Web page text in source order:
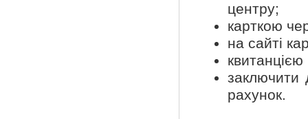
центру;
карткою
на сайті
заключити
рахунок.